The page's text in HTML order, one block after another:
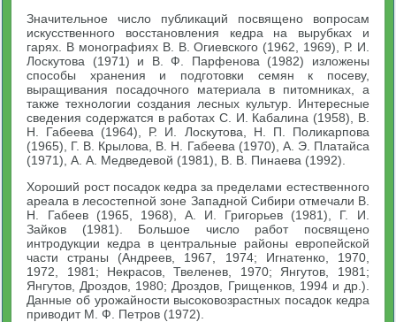
Значительное число публикаций посвящено вопросам
искусственного восстановления кедра на вырубках и
гарях. В монографиях В. В. Огиевского (1962, 1969), Р. И.
Лоскутова (1971) и В. Ф. Парфенова (1982) изложены
способы хранения и подготовки семян к посеву,
выращивания посадочного материала в питомниках, а
также технологии создания лесных культур. Интересные
сведения содержатся в работах С. И. Кабалина (1958), В.
Н. Габеева (1964), Р. И. Лоскутова, Н. П. Поликарпова
(1965), Г. В. Крылова, В. Н. Габеева (1970), А. Э. Платайса
(1971), А. А. Медведевой (1981), В. В. Пинаева (1992).
Хороший рост посадок кедра за пределами естественного
ареала в лесостепной зоне Западной Сибири отмечали В.
Н. Габеев (1965, 1968), A. И. Григорьев (1981), Г. И.
Зайков (1981). Большое число работ посвящено
интродукции кедра в центральные районы европейской
части страны (Андреев, 1967, 1974; Игнатенко, 1970,
1972, 1981; Некрасов, Твеленев, 1970; Янгутов, 1981;
Янгутов, Дроздов, 1980; Дроздов, Грищенков, 1994 и др.).
Данные об урожайности высоковозрастных посадок кедра
приводит М. Ф. Петров (1972).